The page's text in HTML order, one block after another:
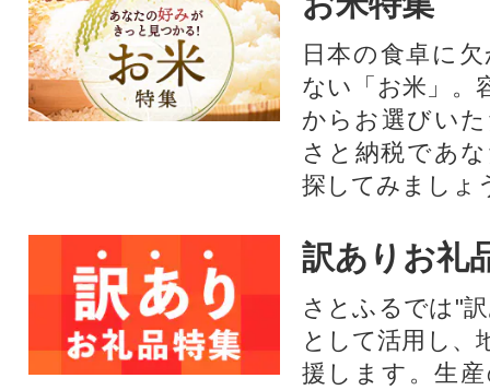
日本の食卓に
ない「お米」。
からお選びい
さと納税であ
探してみましょ
訳ありお礼
さとふるでは"
として活用し、
援します。⽣